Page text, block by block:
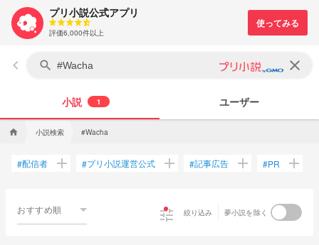
プリ小説公式アプリ
評価6,000件以上
keyboard_arrow_left search clear
小説 1 ユーザー
home 小説検索 #Wacha
#配信者 add #プリ小説運営公式 add #記事広告 add #PR add
おすすめ順 tune 絞り込み 夢小説を除く